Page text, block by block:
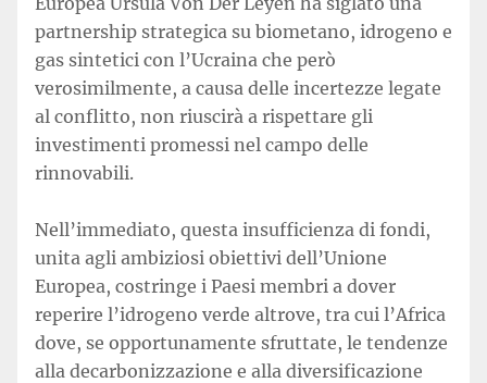
partnership strategica su biometano, idrogeno e
gas sintetici con l’Ucraina che però
verosimilmente, a causa delle incertezze legate
al conflitto, non riuscirà a rispettare gli
investimenti promessi nel campo delle
rinnovabili.
Nell’immediato, questa insufficienza di fondi,
unita agli ambiziosi obiettivi dell’Unione
Europea, costringe i Paesi membri a dover
reperire l’idrogeno verde altrove, tra cui l’Africa
dove, se opportunamente sfruttate, le tendenze
alla decarbonizzazione e alla diversificazione